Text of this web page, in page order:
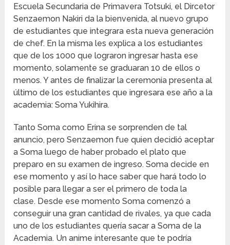
Escuela Secundaria de Primavera Totsuki, el Dircetor
Senzaemon Nakiri da la bienvenida, al nuevo grupo
de estudiantes que integrara esta nueva generación
de chef. En la misma les explica a los estudiantes
que de los 1000 que lograron ingresar hasta ese
momento, solamente se graduaran 10 de ellos o
menos. Y antes de finalizar la ceremonia presenta al
último de los estudiantes que ingresara ese año a la
academia: Soma Yukihira.
Tanto Soma como Erina se sorprenden de tal
anuncio, pero Senzaemon fue quien decidió aceptar
a Soma luego de haber probado el plato que
preparo en su examen de ingreso. Soma decide en
ese momento y así lo hace saber que hará todo lo
posible para llegar a ser el primero de toda la
clase. Desde ese momento Soma comenzó a
conseguir una gran cantidad de rivales, ya que cada
uno de los estudiantes quería sacar a Soma de la
Academia. Un anime interesante que te podría